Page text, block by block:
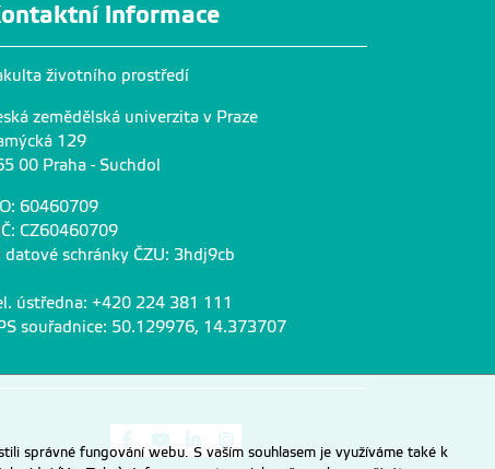
informace
životního prostředí
zemědělská univerzita v Praze
129
00 Praha - Suchdol
60460709
CZ60460709
datové schránky ČZU: 3hdj9cb
ústředna: +420 224 381 111
souřadnice: 50.129976, 14.373707
Odkaz na Facebook
Odkaz na Youtube
Odkaz na LinkedIn
správné fungování webu. S vaším souhlasem je využíváme také k